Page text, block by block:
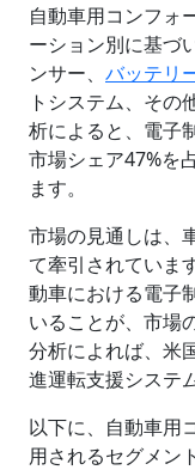
自動車用コンフォ
ーション別に基づ
ンサー、 バッテリ
トシステム、その
析によると、電子
市場シェア47%を
ます。
市場の見通しは、
て牽引されていま
動車における電子
いることが、市場
分析によれば、米
進運転支援システ
以下に、自動車用
用されるセグメン